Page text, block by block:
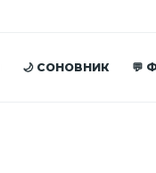
🌙 СОНОВНИК 💬